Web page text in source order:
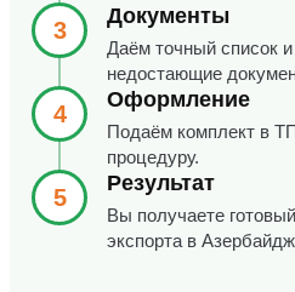
3
Документы
Даём точный список
недостающие
4
Оформление
Подаём комплект в
процедуру.
5
Результат
Вы получаете
экспорта в